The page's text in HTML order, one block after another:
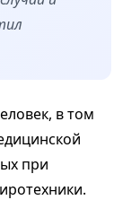
в том
при